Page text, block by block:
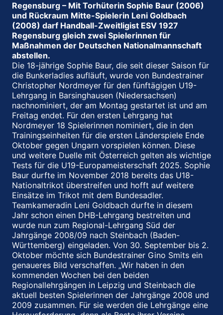
Regensburg – Mit Torhüterin Sophie Baur (2006)
und Rückraum Mitte-Spielerin Leni Goldbach
(2008) darf Handball-Zweitligist ESV 1927
Regensburg gleich zwei Spielerinnen für
Maßnahmen der Deutschen Nationalmannschaft
abstellen.
Die 18-jährige Sophie Baur, die seit dieser Saison für
die Bunkerladies aufläuft, wurde von Bundestrainer
Christopher Nordmeyer für den fünftägigen U19-
Lehrgang in Barsinghausen (Niedersachsen)
nachnominiert, der am Montag gestartet ist und am
Freitag endet. Für den ersten Lehrgang hat
Nordmeyer 18 Spielerinnen nominiert, die in den
Trainingseinheiten für die ersten Länderspiele Ende
Oktober gegen Ungarn vorspielen können. Diese
und weitere Duelle mit Österreich gelten als wichtige
Tests für die U19-Europameisterschaft 2025. Sophie
Baur durfte im November 2018 bereits das U18-
Nationaltrikot überstreifen und hofft auf weitere
Einsätze im Trikot mit dem Bundesadler.
Teamkameradin Leni Goldbach durfte in diesem
Jahr schon einen DHB-Lehrgang bestreiten und
wurde nun zum Regional-Lehrgang Süd der
Jahrgänge 2008/09 nach Steinbach (Baden-
Württemberg) eingeladen. Von 30. September bis 2.
Oktober möchte sich Bundestrainer Gino Smits ein
genaueres Bild verschaffen. „Wir haben in den
kommenden Wochen bei den beiden
Regionallehrgängen in Leipzig und Steinbach die
aktuell besten Spielerinnen der Jahrgänge 2008 und
2009 zusammen. Für sie werden die Lehrgänge eine